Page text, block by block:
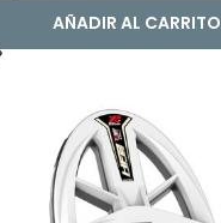
AÑADIR AL CARRITO